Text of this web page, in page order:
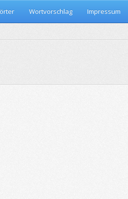
Wortvorschlag Impressum